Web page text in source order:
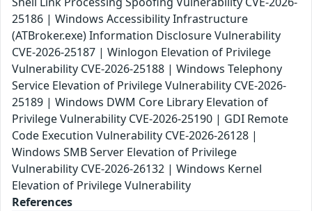
25186 | Windows Accessibility Infrastructure
(ATBroker.exe) Information Disclosure Vulnerability
CVE-2026-25187 | Winlogon Elevation of Privilege
Vulnerability CVE-2026-25188 | Windows Telephony
Service Elevation of Privilege Vulnerability CVE-2026-
25189 | Windows DWM Core Library Elevation of
Privilege Vulnerability CVE-2026-25190 | GDI Remote
Code Execution Vulnerability CVE-2026-26128 |
Windows SMB Server Elevation of Privilege
Vulnerability CVE-2026-26132 | Windows Kernel
Elevation of Privilege Vulnerability
References